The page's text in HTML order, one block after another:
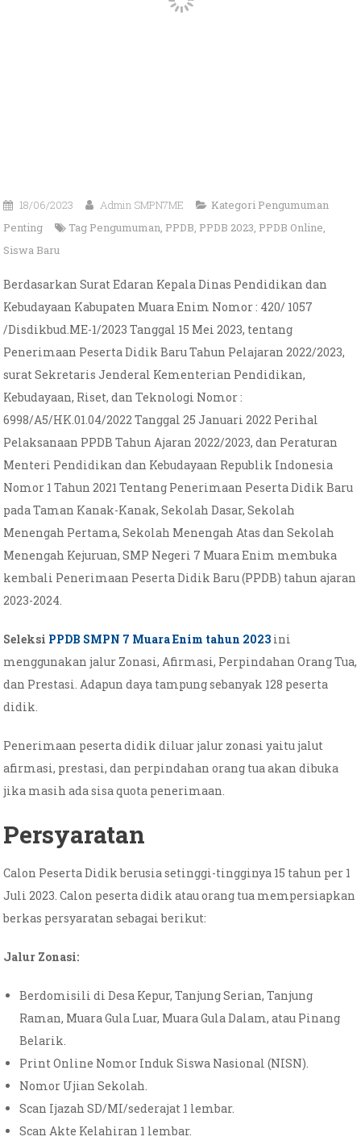
18/06/2023 Admin SMPN7ME Kategori Pengumuman
Penting
Tag Pengumuman, PPDB, PPDB 2023, PPDB Online,
Siswa Baru
Berdasarkan Surat Edaran Kepala Dinas Pendidikan dan
Kebudayaan Kabupaten Muara Enim Nomor : 420/ 1057
/Disdikbud.ME-1/2023 Tanggal 15 Mei 2023, tentang
Penerimaan Peserta Didik Baru Tahun Pelajaran 2022/2023,
surat Sekretaris Jenderal Kementerian Pendidikan,
Kebudayaan, Riset, dan Teknologi Nomor :
6998/A5/HK.01.04/2022 Tanggal 25 Januari 2022 Perihal
Pelaksanaan PPDB Tahun Ajaran 2022/2023, dan Peraturan
Menteri Pendidikan dan Kebudayaan Republik Indonesia
Nomor 1 Tahun 2021 Tentang Penerimaan Peserta Didik Baru
pada Taman Kanak-Kanak, Sekolah Dasar, Sekolah
Menengah Pertama, Sekolah Menengah Atas dan Sekolah
Menengah Kejuruan, SMP Negeri 7 Muara Enim membuka
kembali Penerimaan Peserta Didik Baru (PPDB) tahun ajaran
2023-2024.
Seleksi PPDB SMPN 7 Muara Enim tahun 2023 ini
menggunakan jalur Zonasi, Afirmasi, Perpindahan Orang Tua,
dan Prestasi. Adapun daya tampung sebanyak 128 peserta
didik.
Penerimaan peserta didik diluar jalur zonasi yaitu jalut
afirmasi, prestasi, dan perpindahan orang tua akan dibuka
jika masih ada sisa quota penerimaan.
Persyaratan
Calon Peserta Didik berusia setinggi-tingginya 15 tahun per 1
Juli 2023. Calon peserta didik atau orang tua mempersiapkan
berkas persyaratan sebagai berikut:
Jalur Zonasi:
Berdomisili di Desa Kepur, Tanjung Serian, Tanjung
Raman, Muara Gula Luar, Muara Gula Dalam, atau Pinang
Belarik.
Print Online Nomor Induk Siswa Nasional (NISN).
Nomor Ujian Sekolah.
Scan Ijazah SD/MI/sederajat 1 lembar.
Scan Akte Kelahiran 1 lembar.